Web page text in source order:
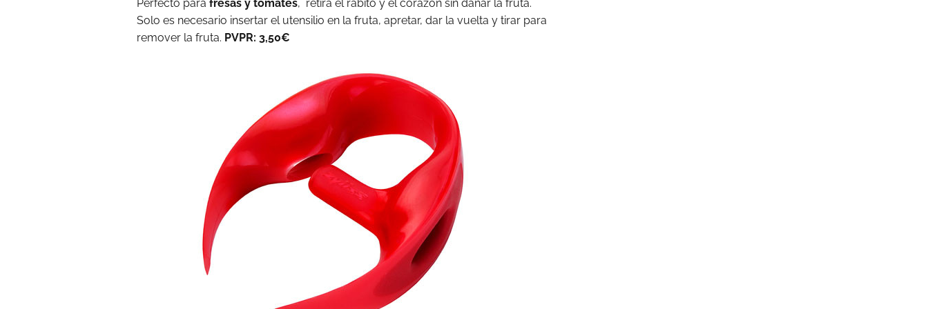
Perfecto para fresas y tomates, retira el rabito y el corazón sin dañar la fruta.
Solo es necesario insertar el utensilio en la fruta, apretar, dar la vuelta y tirar para
remover la fruta. PVPR: 3,50€